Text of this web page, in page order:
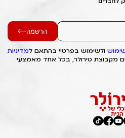
הרשמה
ולשימוש בפרטיי בהתאם למדיניות
מקבוצת טירולר, בכל אחד מאמצעי